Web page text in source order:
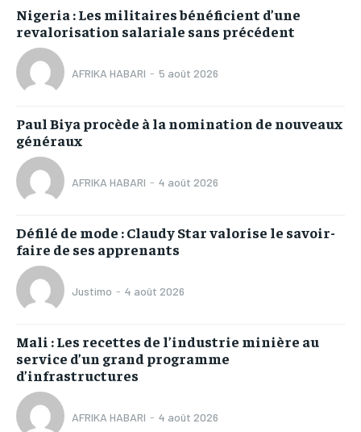
Nigeria : Les militaires bénéficient d’une
revalorisation salariale sans précédent
AFRIKA HABARI - 5 août 2026
Paul Biya procède à la nomination de nouveaux
généraux
AFRIKA HABARI - 4 août 2026
Défilé de mode : Claudy Star valorise le savoir-
faire de ses apprenants
Justimo - 4 août 2026
Mali : Les recettes de l’industrie minière au
service d’un grand programme
d’infrastructures
AFRIKA HABARI - 4 août 2026